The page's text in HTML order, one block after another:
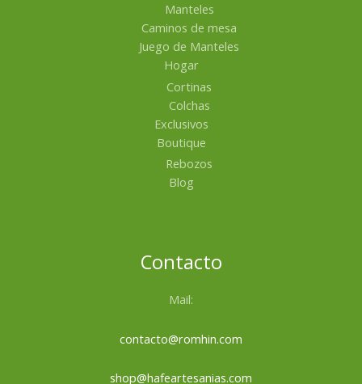
Manteles
Caminos de mesa
Juego de Manteles
Hogar
Cortinas
Colchas
Exclusivos
Boutique
Rebozos
Blog
Contacto
Mail:
contacto@romhin.com
shop@hafeartesanias.com